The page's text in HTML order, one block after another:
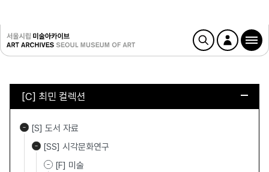
[C] 최민 컬렉션
[S] 도서 자료
[SS] 시각문화연구
[F] 미술